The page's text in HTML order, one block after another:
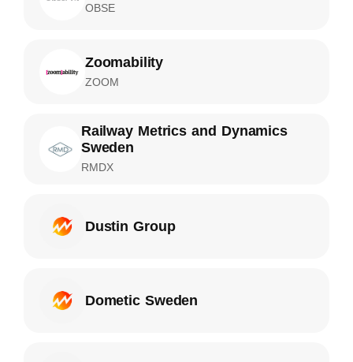
OBSE
Zoomability
ZOOM
Railway Metrics and Dynamics
Sweden
RMDX
Dustin Group
Dometic Sweden